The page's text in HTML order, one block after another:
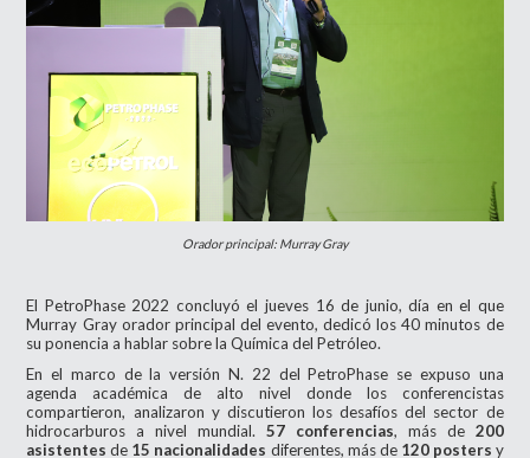
Orador principal: Murray Gray
El PetroPhase 2022 concluyó el jueves 16 de junio, día en el que
Murray Gray orador principal del evento, dedicó los 40 minutos de
su ponencia a hablar sobre la Química del Petróleo.
En el marco de la versión N. 22 del PetroPhase se expuso una
agenda académica de alto nivel donde los conferencistas
compartieron, analizaron y discutieron los desafíos del sector de
hidrocarburos a nivel mundial. 57 conferencias, más de 200
asistentes de 15 nacionalidades diferentes, más de 120 posters y